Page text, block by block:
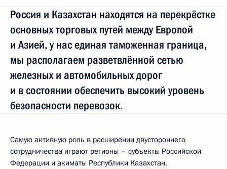
Россия и Казахстан находятся на перекрёстке
основных торговых путей между Европой
и Азией, у нас единая таможенная граница,
мы располагаем разветвлённой сетью
железных и автомобильных дорог
и в состоянии обеспечить высокий уровень
безопасности перевозок.
Самую активную роль в расширении двустороннего
сотрудничества играют регионы – субъекты Российской
Федерации и акиматы Республики Казахстан.